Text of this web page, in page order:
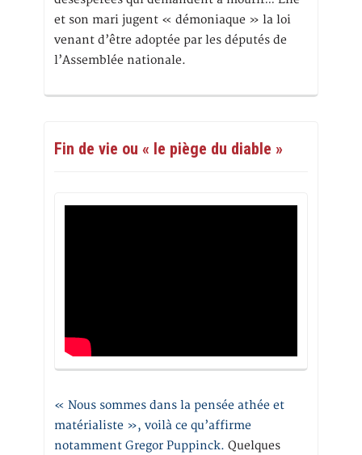
et son mari jugent « démoniaque » la loi
venant d’être adoptée par les députés de
l’Assemblée nationale.
Fin de vie ou « le piège du diable »
« Nous sommes dans la pensée athée et
matérialiste », voilà ce qu’affirme
notamment Gregor Puppinck. Quelques